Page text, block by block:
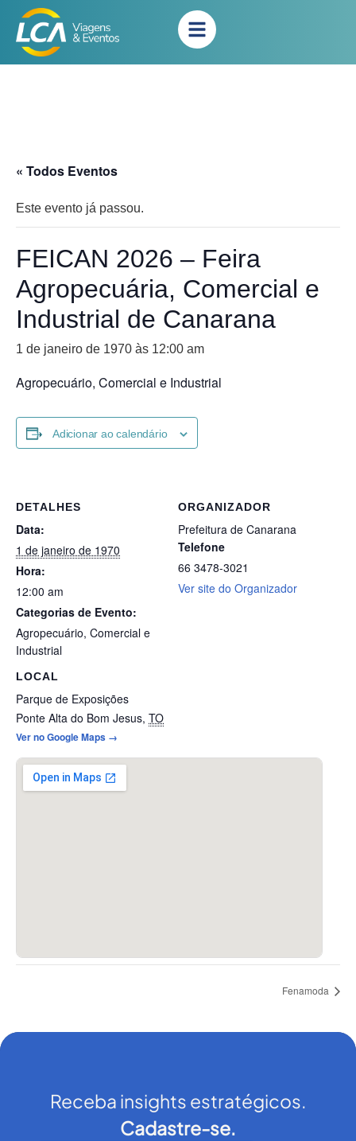
« Todos Eventos
Este evento já passou.
FEICAN 2026 – Feira
Agropecuária, Comercial e
Industrial de Canarana
1 de janeiro de 1970 às 12:00 am
Agropecuário, Comercial e Industrial
Adicionar ao calendário
DETALHES
Data:
1 de janeiro de 1970
Hora:
12:00 am
Categorias de Evento:
Agropecuário, Comercial e
Industrial
LOCAL
Parque de Exposições
Ponte Alta do Bom Jesus, TO
Ver no Google Maps →
ORGANIZADOR
Prefeitura de Canarana
Telefone
66 3478-3021
Ver site do Organizador
Fenamoda
Receba insights estratégicos.
Cadastre-se.